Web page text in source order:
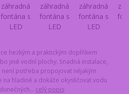
hezkým a praktickým doplňkem
jiné vodní plochy. Snadná instalace,
není potřeba propojovat nějakým
na hladině a dokáže okysličovat vodu
celý popis